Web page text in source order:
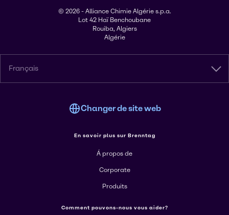
© 2026 - Alliance Chimie Algérie s.p.a.
Lot 42 Haï Benchoubane
Rouiba, Algiers
Algérie
Français
Changer de site web
En savoir plus sur Brenntag
Á propos de
Corporate
Produits
Comment pouvons-nous vous aider?